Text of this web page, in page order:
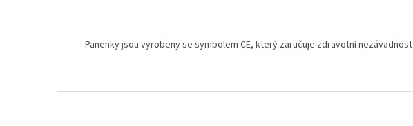
Panenky jsou vyrobeny se symbolem CE, který zaručuje zdravotní nezávadnost